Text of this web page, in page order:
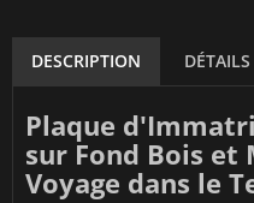
DESCRIPTION
Plaque
sur Fond Bois et
Voyage dans le